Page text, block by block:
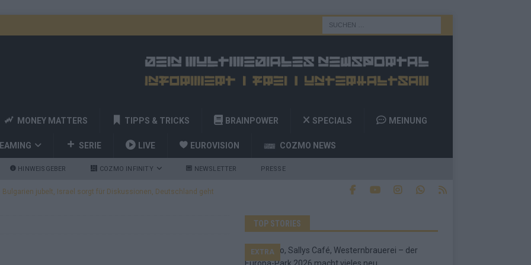
MONEY MATTERS TIPPS & TRICKS BRAINPOWER SPECIALS MEINUNG
SERIE LIVE EUROVISION COZMO NEWS
HINWEISGEBER COZMO INFINITY NEWSLETTER PRESSE
Bulgarien jubelt, Israel sorgt für Diskussionen, Deutschland geht
TOP STORIES
EXTRA